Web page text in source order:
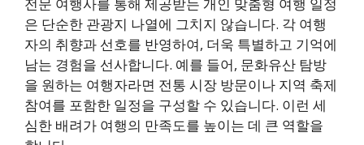
은 단순한 관광지 나열에 그치지 않습니다. 각 여행
자의 취향과 선호를 반영하여, 더욱 특별하고 기억에
남는 경험을 선사합니다. 예를 들어, 문화유산 탐방
을 원하는 여행자라면 전통 시장 방문이나 지역 축제
참여를 포함한 일정을 구성할 수 있습니다. 이런 세
심한 배려가 여행의 만족도를 높이는 데 큰 역할을